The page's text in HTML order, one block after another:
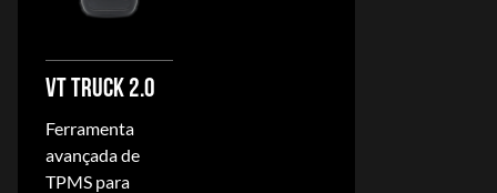
VT TRUCK 2.0
Ferramenta
avançada de
TPMS para